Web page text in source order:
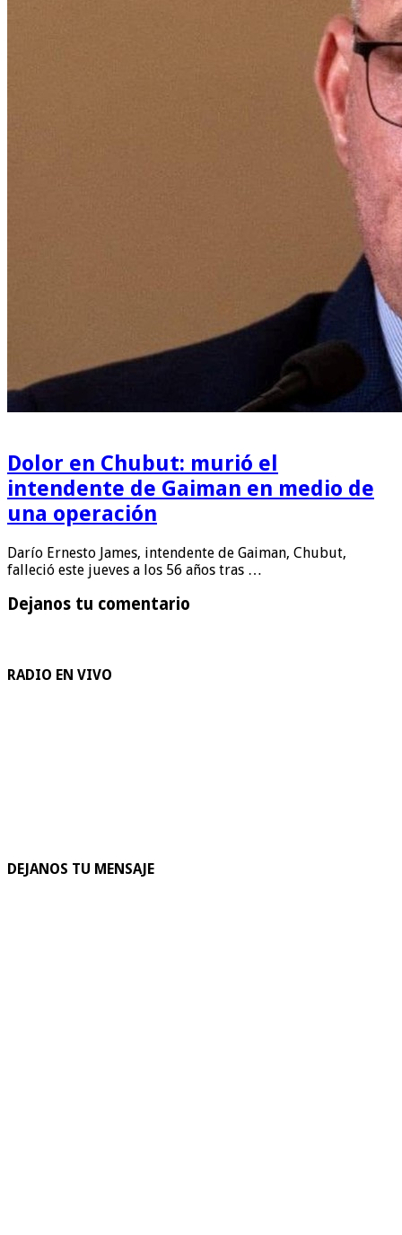
Dolor en Chubut: murió el
intendente de Gaiman en medio de
una operación
Darío Ernesto James, intendente de Gaiman, Chubut,
falleció este jueves a los 56 años tras …
Dejanos tu comentario
RADIO EN VIVO
DEJANOS TU MENSAJE